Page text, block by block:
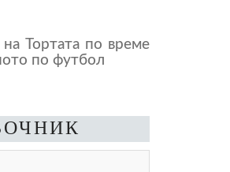
Тортата по време
по футбол